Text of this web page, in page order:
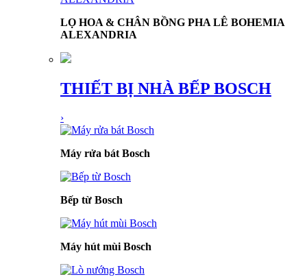
LỌ HOA & CHÂN BỒNG PHA LÊ BOHEMIA
ALEXANDRIA
THIẾT BỊ NHÀ BẾP BOSCH
›
Máy rửa bát Bosch
Bếp từ Bosch
Máy hút mùi Bosch